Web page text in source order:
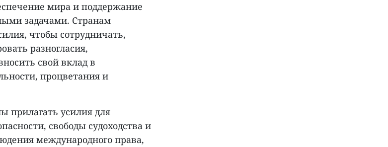
мира и поддержание
задачами. Странам
чтобы сотрудничать,
разногласия,
свой вклад в
процветания и
усилия для
свободы судоходства и
международного права,